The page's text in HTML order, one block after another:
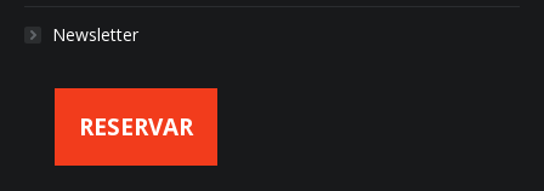
Newsletter
RESERVAR